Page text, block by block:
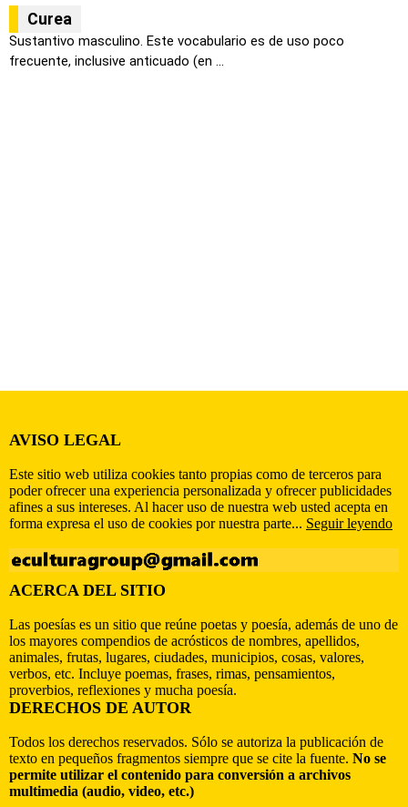
Curea
Sustantivo masculino. Este vocabulario es de uso poco
frecuente, inclusive anticuado (en ...
AVISO LEGAL
Este sitio web utiliza cookies tanto propias como de terceros para
poder ofrecer una experiencia personalizada y ofrecer publicidades
afines a sus intereses. Al hacer uso de nuestra web usted acepta en
forma expresa el uso de cookies por nuestra parte... Seguir leyendo
ACERCA DEL SITIO
Las poesías es un sitio que reúne poetas y poesía, además de uno de
los mayores compendios de acrósticos de nombres, apellidos,
animales, frutas, lugares, ciudades, municipios, cosas, valores,
verbos, etc. Incluye poemas, frases, rimas, pensamientos,
proverbios, reflexiones y mucha poesía.
DERECHOS DE AUTOR
Todos los derechos reservados. Sólo se autoriza la publicación de
texto en pequeños fragmentos siempre que se cite la fuente. No se
permite utilizar el contenido para conversión a archivos
multimedia (audio, video, etc.)